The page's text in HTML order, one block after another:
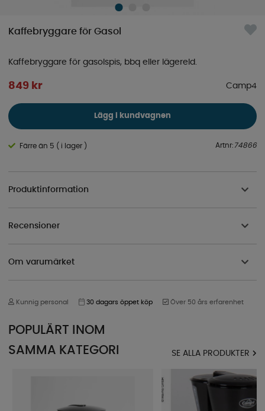
Kaffebryggare för Gasol
Kaffebryggare för gasolspis, bbq eller lägereld.
849 kr Camp4
Lägg i kundvagnen
Färre än 5 ( i lager ) Artnr: 74866
Produktinformation
Recensioner
Om varumärket
Kunnig personal 30 dagars öppet köp Över 50 års erfarenhet
POPULÄRT INOM
SAMMA KATEGORI
SE ALLA PRODUKTER